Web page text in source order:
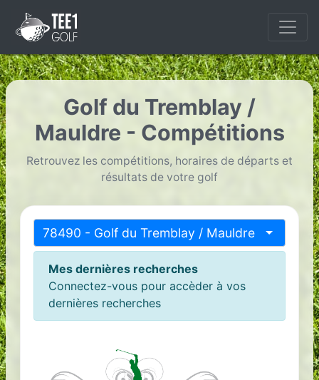
Golf du Tremblay /
Mauldre - Compétitions
Retrouvez les compétitions, horaires de départs et
résultats de votre golf
78490 - Golf du Tremblay / Mauldre
Mes dernières recherches
Connectez-vous pour accèder à vos
dernières recherches